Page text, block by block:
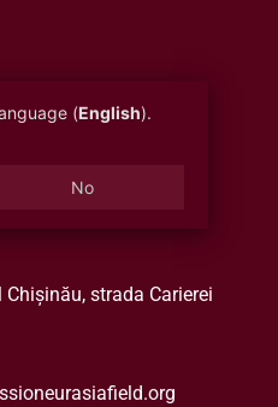
Chișinău, strada Carierei
(English).
No